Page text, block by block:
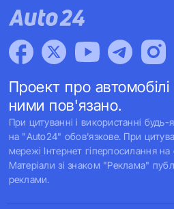
Проект про
ними пов'язано.
При цитуванні і використанні
на "Auto24" обов'язкове. При
мережі Інтернет гіперпосилання
Матеріали зі знаком "Реклама"
реклами.